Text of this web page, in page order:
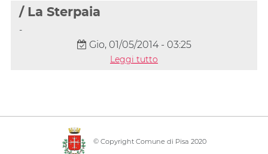
/ La Sterpaia
-
Gio, 01/05/2014 - 03:25
Leggi tutto
© Copyright Comune di Pisa 2020